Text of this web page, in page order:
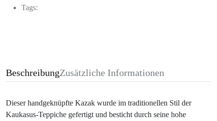
Tags:
BeschreibungZusätzliche Informationen
Dieser handgeknüpfte Kazak wurde im traditionellen Stil der
Kaukasus-Teppiche gefertigt und besticht durch seine hohe